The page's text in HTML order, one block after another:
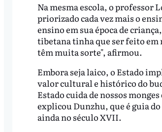
Na mesma escola, o professor
priorizado cada vez mais o
ensino em sua época de
tibetana tinha que ser feito em
têm muita sorte", afirmou.
Embora seja laico, o Estado
valor cultural e histórico do
Estado cuida de nossos
explicou Dunzhu, que é guia
ainda no século XVII.